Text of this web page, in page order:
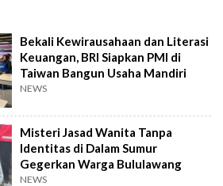
Bekali Kewirausahaan dan Literasi
Keuangan, BRI Siapkan PMI di
Taiwan Bangun Usaha Mandiri
NEWS
Misteri Jasad Wanita Tanpa
Identitas di Dalam Sumur
Gegerkan Warga Bululawang
NEWS